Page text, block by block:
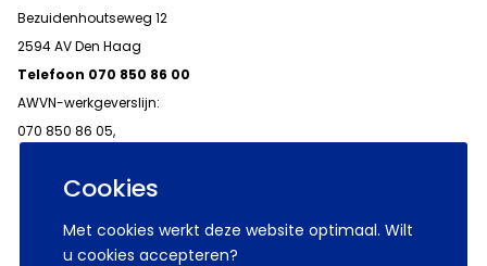
Cookies
Met cookies werkt deze website optimaal. Wilt
u cookies accepteren?
Bezuidenhoutseweg 12
2594 AV Den Haag
Telefoon 070 850 86 00
AWVN-werkgeverslijn:
070 850 86 05,
© 2026 AWVN